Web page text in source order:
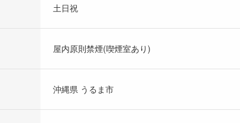
土日祝
屋内原則禁煙(喫煙室あり)
沖縄県 うるま市